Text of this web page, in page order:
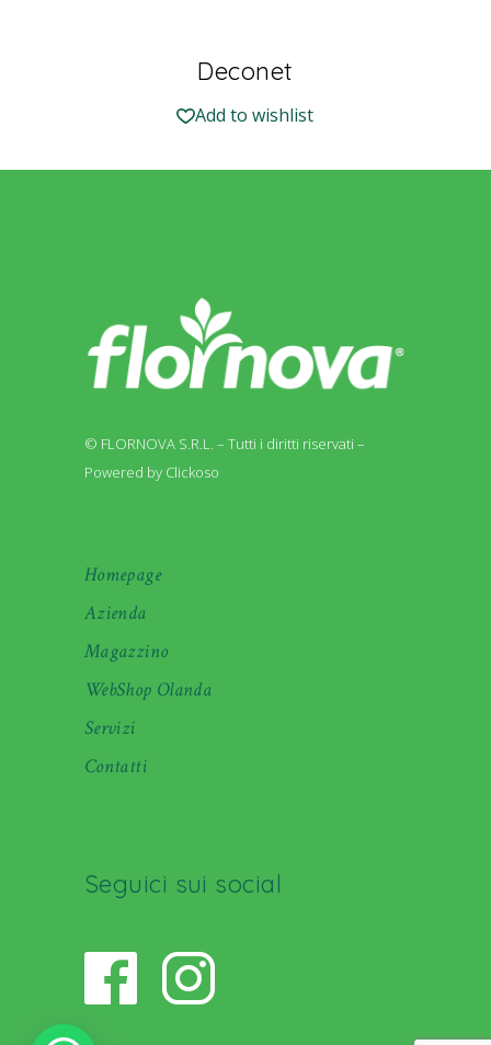
Deconet
Add to wishlist
© FLORNOVA S.R.L. – Tutti i diritti riservati –
Powered by Clickoso
Homepage
Azienda
Magazzino
WebShop Olanda
Servizi
Contatti
Seguici sui social